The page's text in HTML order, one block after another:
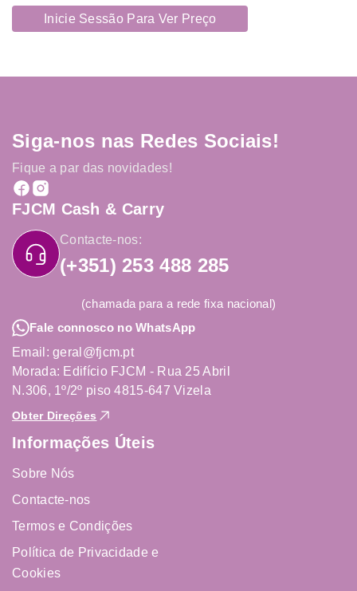
Inicie Sessão Para Ver Preço
Siga-nos nas Redes Sociais!
Fique a par das novidades!
FJCM Cash & Carry
Contacte-nos:
(+351) 253 488 285
(chamada para a rede fixa nacional)
Fale connosco no WhatsApp
Email: geral@fjcm.pt
Morada: Edifício FJCM - Rua 25 Abril
N.306, 1º/2º piso 4815-647 Vizela
Obter Direções
Informações Úteis
Sobre Nós
Contacte-nos
Termos e Condições
Política de Privacidade e
Cookies